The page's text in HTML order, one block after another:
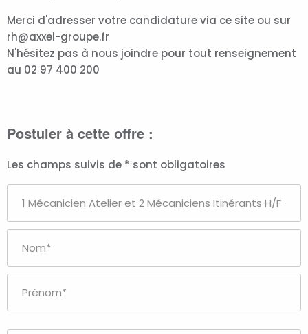
Merci d'adresser votre candidature via ce site ou sur
rh@axxel-groupe.fr
N'hésitez pas à nous joindre pour tout renseignement
au 02 97 400 200
Postuler à cette offre :
Les champs suivis de * sont obligatoires